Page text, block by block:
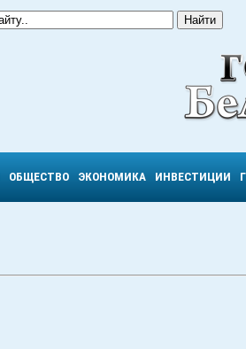
ОБЩЕСТВО ЭКОНОМИКА ИНВЕСТИЦИИ